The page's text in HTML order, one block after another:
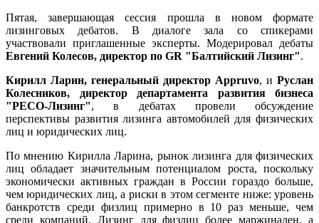
Пятая, завершающая сессия прошла в новом формате
лизинговых дебатов. В диалоге зала со спикерами
участвовали приглашенные эксперты. Модерировал дебаты
Евгений Колесов, директор по GR "Балтийский Лизинг".
Кирилл Ларин, генеральный директор Appruvo, и Руслан
Колесников, директор департамента развития бизнеса
"РЕСО-Лизинг", в дебатах провели обсуждение
перспективы развития лизинга автомобилей для физических
лиц и юридических лиц.
По мнению Кирилла Ларина, рынок лизинга для физических
лиц обладает значительным потенциалом роста, поскольку
экономически активных граждан в России гораздо больше,
чем юридических лиц, а риски в этом сегменте ниже: уровень
банкротств среди физлиц примерно в 10 раз меньше, чем
среди компаний. Лизинг для физлиц более маржинален, а